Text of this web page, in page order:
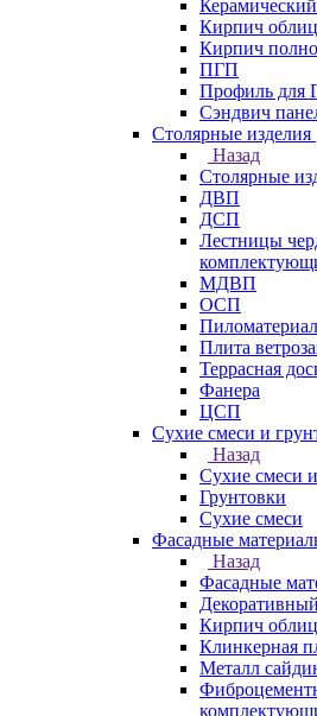
Кирпич
Кирпич
ПГП
Профиль для
Сэндвич
Столярные изделия
Назад
Столярные
ДВП
ДСП
Лестницы
МДВП
ОСП
Плита
Террасная
Фанера
ЦСП
Сухие смеси и
Назад
Сухие смеси
Грунтовки
Сухие смеси
Фасадные
Назад
Фасадные
Кирпич
Клинкерная
Металл